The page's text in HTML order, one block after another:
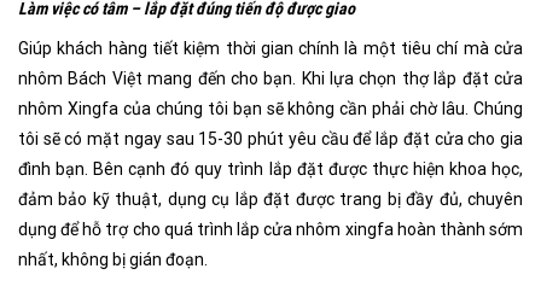
Làm việc có tâm – lắp đặt đúng tiến độ được giao
Giúp khách hàng tiết kiệm thời gian chính là một tiêu chí mà cửa
nhôm Bách Việt mang đến cho bạn. Khi lựa chọn thợ lắp đặt cửa
nhôm Xingfa của chúng tôi bạn sẽ không cần phải chờ lâu. Chúng
tôi sẽ có mặt ngay sau 15-30 phút yêu cầu để lắp đặt cửa cho gia
đình bạn. Bên cạnh đó quy trình lắp đặt được thực hiện khoa học,
đảm bảo kỹ thuật, dụng cụ lắp đặt được trang bị đầy đủ, chuyên
dụng để hỗ trợ cho quá trình lắp cửa nhôm xingfa hoàn thành sớm
nhất, không bị gián đoạn.